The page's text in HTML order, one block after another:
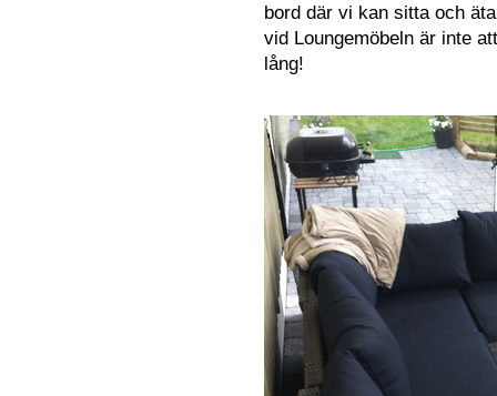
bord där vi kan sitta och
vid Loungemöbeln är inte
lång!